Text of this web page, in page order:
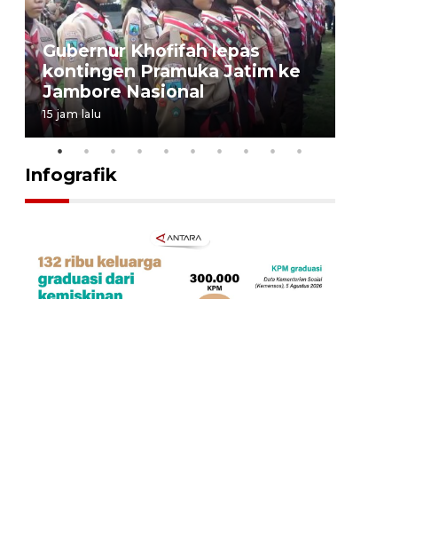
Gubernur Khofifah lepas
kontingen Pramuka Jatim ke
Jambore Nasional
15 jam lalu
Infografik